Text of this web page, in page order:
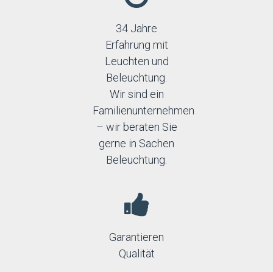
34 Jahre
Erfahrung mit
Leuchten und
Beleuchtung.
Wir sind ein
Familienunternehmen
– wir beraten Sie
gerne in Sachen
Beleuchtung.
Garantieren
Qualität